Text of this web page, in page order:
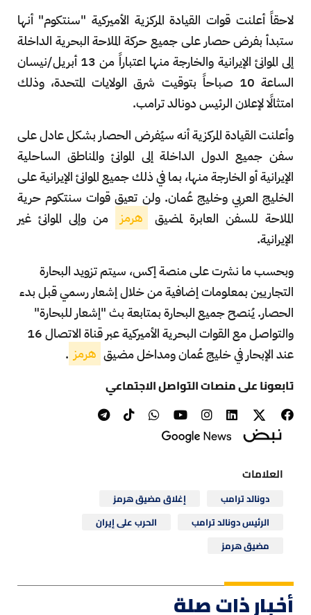
لاحقاً أعلنت قوات القيادة المركزية الأميركية "سنتكوم" أنها
ستبدأ بفرض حصار على جميع حركة الملاحة البحرية الداخلة
إلى الموانئ الإيرانية والخارجة منها اعتباراً من 13 أبريل/نيسان
الساعة 10 صباحاً بتوقيت شرق الولايات المتحدة، وذلك
امتثالًا لإعلان الرئيس دونالد ترامب.
وأعلنت القيادة المركزية أنه سيُفرض الحصار بشكل عادل على
سفن جميع الدول الداخلة إلى الموانئ والمناطق الساحلية
الإيرانية أو الخارجة منها، بما في ذلك جميع الموانئ الإيرانية على
الخليج العربي وخليج عُمان. ولن تعيق قوات سنتكوم حرية
الملاحة للسفن العابرة لمضيق
هرمز
من وإلى الموانئ غير
الإيرانية.
وبحسب ما نشرت على منصة إكس، سيتم تزويد البحارة
التجاريين بمعلومات إضافية من خلال إشعار رسمي قبل بدء
الحصار. يُنصح جميع البحارة بمتابعة بث "إشعار للبحارة"
والتواصل مع القوات البحرية الأميركية عبر قناة الاتصال 16
عند الإبحار في خليج عُمان ومداخل مضيق هرمز .
تابعونا على منصات التواصل الاجتماعي
العلامات
دونالد ترامب
إغلاق مضيق هرمز
الرئيس دونالد ترامب
الحرب على إيران
مضيق هرمز
أخبار ذات صلة